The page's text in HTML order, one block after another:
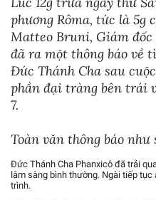
phương Rôma, tức là 5g
Matteo Bruni, Giám đốc
đã ra một thông báo về
Đức Thánh Cha sau
phần đại tràng bên trái
7.
Toàn văn thông báo như
Đức Thánh Cha Phanxicô đã trải
lâm sàng bình thường. Ngài tiếp
trình.